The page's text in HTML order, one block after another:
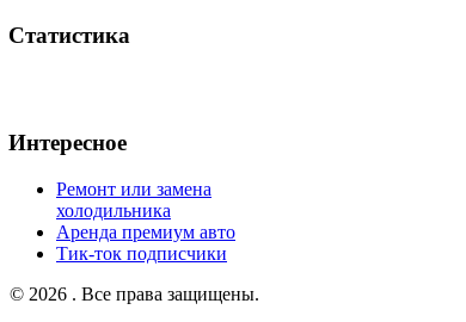
Статистика
Интересное
Ремонт или замена
холодильника
Аренда премиум авто
Тик-ток подписчики
© 2026 . Все права защищены.